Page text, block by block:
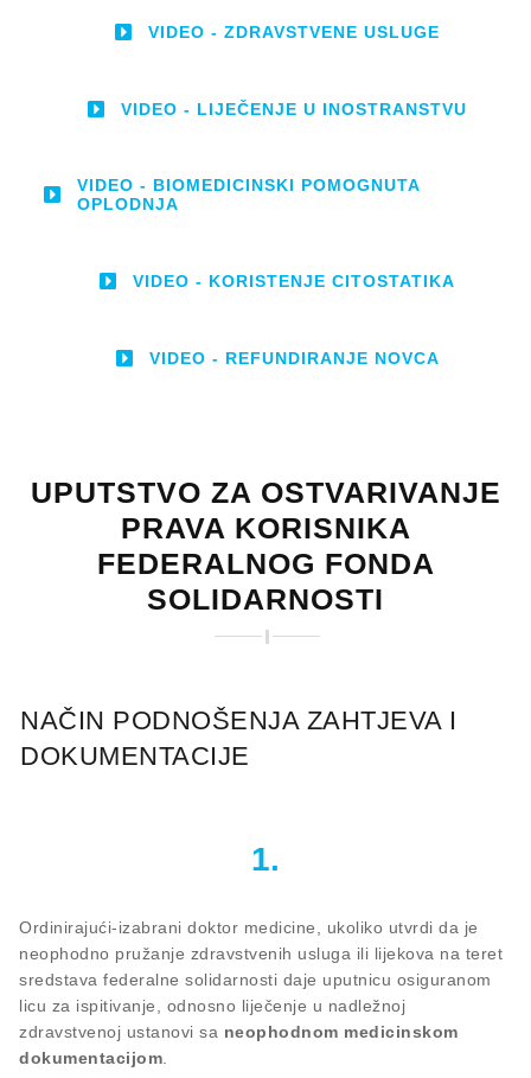
VIDEO - ZDRAVSTVENE USLUGE
VIDEO - LIJEČENJE U INOSTRANSTVU
VIDEO - BIOMEDICINSKI POMOGNUTA
OPLODNJA
VIDEO - KORISTENJE CITOSTATIKA
VIDEO - REFUNDIRANJE NOVCA
UPUTSTVO ZA OSTVARIVANJE
PRAVA KORISNIKA
FEDERALNOG FONDA
SOLIDARNOSTI
NAČIN PODNOŠENJA ZAHTJEVA I
DOKUMENTACIJE
1.
Ordinirajući-izabrani doktor medicine, ukoliko utvrdi da je
neophodno pružanje zdravstvenih usluga ili lijekova na teret
sredstava federalne solidarnosti daje uputnicu osiguranom
licu za ispitivanje, odnosno liječenje u nadležnoj
zdravstvenoj ustanovi sa neophodnom medicinskom
dokumentacijom